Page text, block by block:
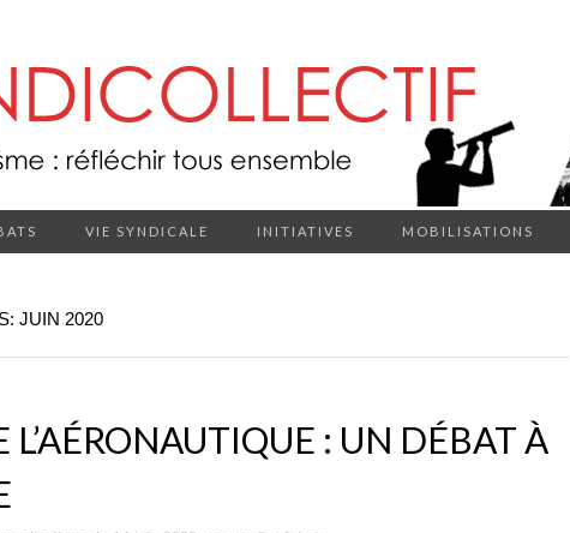
VIE SYNDICALE INITIATIVES MOBILISATIONS
JUIN 2020
L’AÉRONAUTIQUE : UN DÉBAT À